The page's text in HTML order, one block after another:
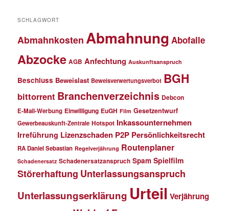
SCHLAGWORT
Abmahnkosten Abmahnung Abofalle
Abzocke AGB Anfechtung Auskunftsanspruch
Beschluss Beweislast Beweisverwertungsverbot BGH
bittorrent Branchenverzeichnis Debcon
E-Mail-Werbung Einwilligung EuGH Film Gesetzentwurf
Gewerbeauskunft-Zentrale Hotspot Inkassounternehmen
Irreführung Lizenzschaden P2P Persönlichkeitsrecht
RA Daniel Sebastian Regelverjährung Routenplaner
Schadenersatz Schadenersatzanspruch Spam Spielfilm
Störerhaftung Unterlassungsanspruch
Unterlassungserklärung Urteil Verjährung